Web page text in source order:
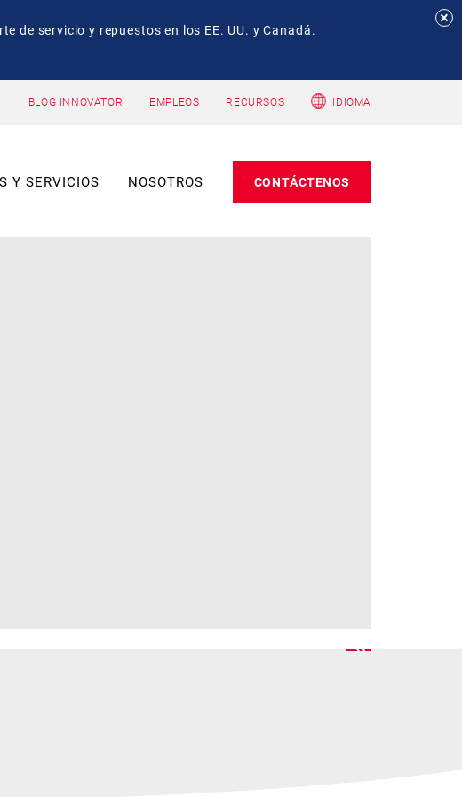
de servicio y repuestos en los EE. UU. y Canadá.
BLOG INNOVATOR EMPLEOS RECURSOS IDIOMA
Y SERVICIOS NOSOTROS CONTÁCTENOS